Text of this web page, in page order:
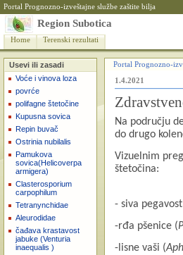
Portal Prognozno-izveštajne službe zaštite bilja
Region Subotica
Home Terenski rezultati
Usevi ili zasadi
Voće i vinova loza
povrće
polifagne štetočine
Kupusna sovica
Repin buvač
Ostrinia nubilalis
Pamukova
sovica(Helicoverpa
armigera)
Clasterosporium
carpophilum
Tetranynchidae
Aleurodidae
čađava krastavost
jabuke (Venturia
inaequalis )
Portal Prognozno-
1.4.2021
Na području
do drugo
Vizuelnim
štetočina:
- siva
-rđa pšenice (
-lisne vaši (